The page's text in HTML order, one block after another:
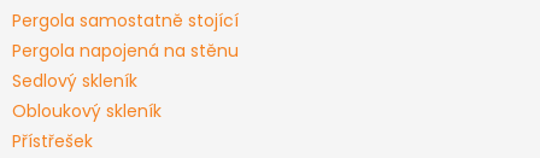
Pergola samostatně stojící
Pergola napojená na stěnu
Sedlový skleník
Obloukový skleník
Přístřešek